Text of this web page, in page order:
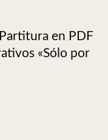
en PDF
«Sólo por